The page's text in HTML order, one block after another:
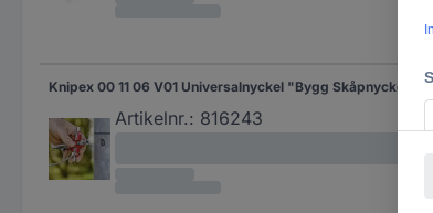
Knipex 00 11 06 V01 Universalnyckel "Bygg Skåpnyckel 1 st
Artikelnr.: 816243